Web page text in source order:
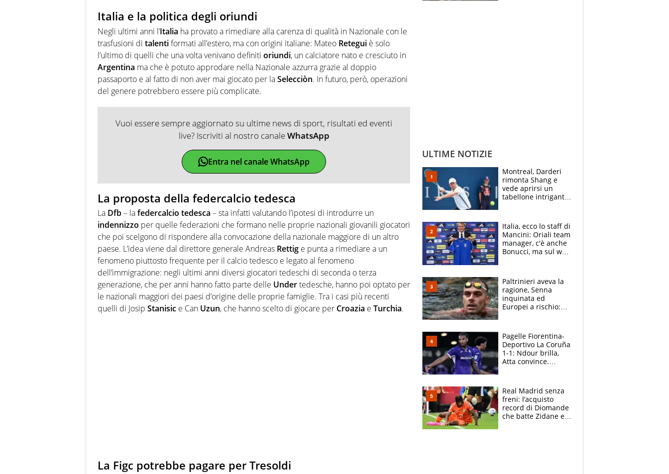
Italia e la politica degli oriundi
Negli ultimi anni l’Italia ha provato a rimediare alla carenza di qualità in Nazionale con le
trasfusioni di talentiformati all’estero, ma con origini italiane: Mateo Retegui è solo
l’ultimo di quelli che una volta venivano definiti oriundi, un calciatore nato e cresciuto in
Argentina ma che è potuto approdare nella Nazionale azzurra grazie al doppio
passaporto e al fatto di non aver mai giocato per laSelecciòn. In futuro, però, operazioni
del genere potrebbero essere più complicate.
Vuoi essere sempre aggiornato su ultime news di sport, risultati ed eventi
live? Iscriviti al nostro canaleWhatsApp
Entra nel canale WhatsApp
La proposta della federcalcio tedesca
La Dfb– lafedercalcio tedesca – sta infatti valutando l’ipotesi di introdurre un
indennizzo per quelle federazioni che formano nelle proprie nazionali giovanili giocatori
che poi scelgono di rispondere alla convocazione della nazionale maggiore di un altro
paese. L’idea viene dal direttore generale Andreas Rettig e punta a rimediare a un
fenomeno piuttosto frequente per il calcio tedesco e legato al fenomeno
dell’immigrazione: negli ultimi anni diversi giocatori tedeschi di seconda o terza
generazione, che per anni hanno fatto parte delle Undertedesche, hanno poi optato per
le nazionali maggiori dei paesi d’origine delle proprie famiglie. Tra i casi più recenti
quelli di Josip Stanisic e Can Uzun, che hanno scelto di giocare per Croazia e Turchia.
La Figc potrebbe pagare per Tresoldi
ULTIME NOTIZIE
Montreal, Darderi
rimonta Shang e
vede aprirsi un
tabellone intrigante:
felice del mio livello"
Italia, ecco lo staff di
Mancini: Oriali team
manager, c'è anche
Bonucci, ma sul web
Paltrinieri aveva la
ragione, Senna
inquinata ed
Europei a rischio:
adesso
Pagelle Fiorentina-
Deportivo La Coruña
1-1: Ndour brilla,
Atta convince.
Real Madrid senza
freni: l’acquisto
record di Diomande
che batte Zidane e